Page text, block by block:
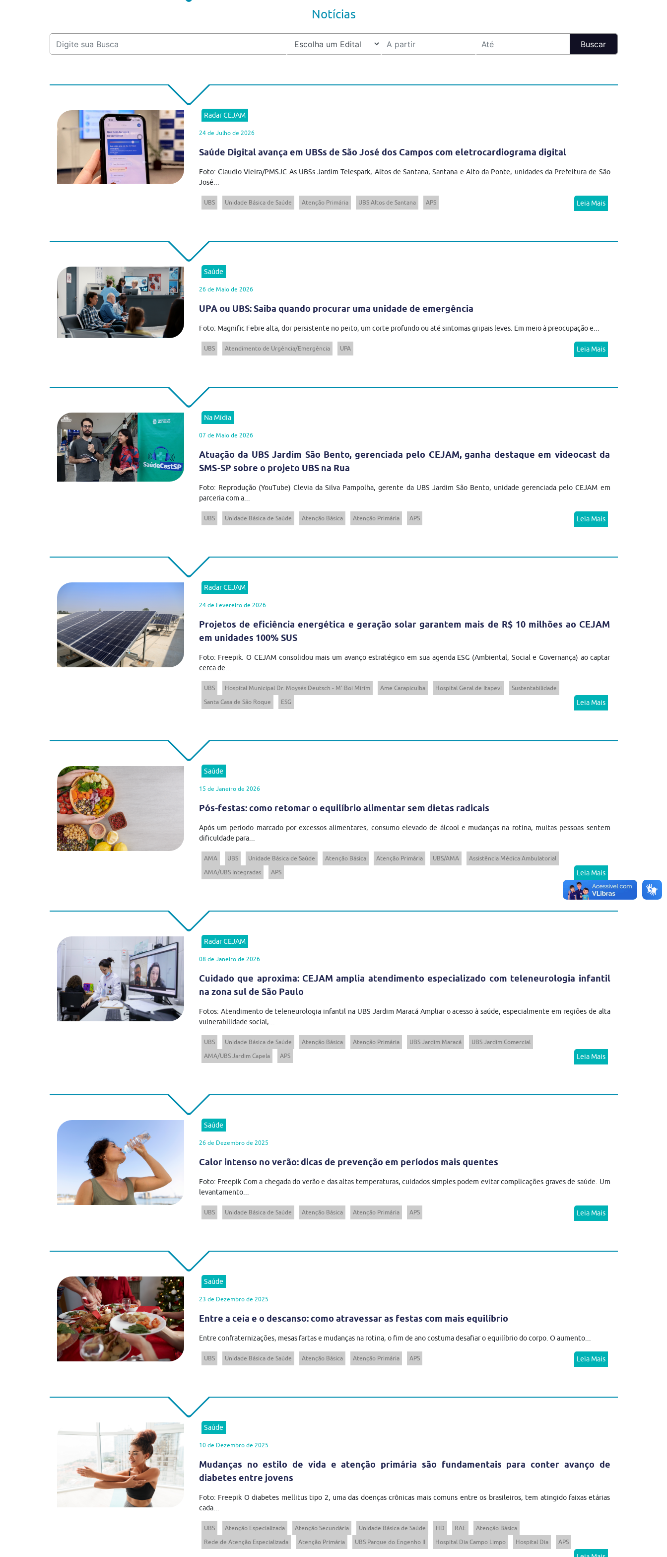
Notícias
Radar CEJAM
24 de Julho de 2026
Saúde Digital avança em UBSs de São José dos Campos com eletrocardiograma digital
Foto: Claudio Vieira/PMSJC As UBSs Jardim Telespark, Altos de Santana, Santana e Alto da Ponte, unidades da Prefeitura de São
José...
UBS Unidade Básica de Saúde Atenção Primária UBS Altos de Santana APS Leia Mais
Saúde
26 de Maio de 2026
UPA ou UBS: Saiba quando procurar uma unidade de emergência
Foto: Magnific Febre alta, dor persistente no peito, um corte profundo ou até sintomas gripais leves. Em meio à preocupação e...
UBS Atendimento de Urgência/Emergência UPA Leia Mais
Na Mídia
07 de Maio de 2026
Atuação da UBS Jardim São Bento, gerenciada pelo CEJAM, ganha destaque em videocast da
SMS-SP sobre o projeto UBS na Rua
Foto: Reprodução (YouTube) Clevia da Silva Pampolha, gerente da UBS Jardim São Bento, unidade gerenciada pelo CEJAM em
parceria com a...
UBS Unidade Básica de Saúde Atenção Básica Atenção Primária APS Leia Mais
Radar CEJAM
24 de Fevereiro de 2026
Projetos de eficiência energética e geração solar garantem mais de R$ 10 milhões ao CEJAM
em unidades 100% SUS
Foto: Freepik. O CEJAM consolidou mais um avanço estratégico em sua agenda ESG (Ambiental, Social e Governança) ao captar
cerca de...
UBS Hospital Municipal Dr. Moysés Deutsch - M' Boi Mirim Ame Carapicuíba Hospital Geral de Itapevi
Sustentabilidade
Santa Casa de São Roque
ESG Leia Mais
Saúde
15 de Janeiro de 2026
Pós-festas: como retomar o equilíbrio alimentar sem dietas radicais
Após um período marcado por excessos alimentares, consumo elevado de álcool e mudanças na rotina, muitas pessoas sentem
dificuldade para...
AMA UBS Unidade Básica de Saúde Atenção Básica Atenção Primária UBS/AMA
Assistência Médica Ambulatorial
AMA/UBS Integradas
APS Leia Mais
Radar CEJAM
08 de Janeiro de 2026
Cuidado que aproxima: CEJAM amplia atendimento especializado com teleneurologia infantil
na zona sul de São Paulo
Fotos: Atendimento de teleneurologia infantil na UBS Jardim Maracá Ampliar o acesso à saúde, especialmente em regiões de alta
vulnerabilidade social,...
UBS Unidade Básica de Saúde Atenção Básica Atenção Primária UBS Jardim Maracá
UBS Jardim Comercial
AMA/UBS Jardim Capela
APS Leia Mais
Saúde
26 de Dezembro de 2025
Calor intenso no verão: dicas de prevenção em períodos mais quentes
Foto: Freepik Com a chegada do verão e das altas temperaturas, cuidados simples podem evitar complicações graves de saúde. Um
levantamento...
UBS Unidade Básica de Saúde Atenção Básica Atenção Primária APS Leia Mais
Saúde
23 de Dezembro de 2025
Entre a ceia e o descanso: como atravessar as festas com mais equilíbrio
Entre confraternizações, mesas fartas e mudanças na rotina, o fim de ano costuma desafiar o equilíbrio do corpo. O aumento...
UBS Unidade Básica de Saúde Atenção Básica Atenção Primária APS Leia Mais
Saúde
10 de Dezembro de 2025
Mudanças no estilo de vida e atenção primária são fundamentais para conter avanço de
diabetes entre jovens
Foto: Freepik O diabetes mellitus tipo 2, uma das doenças crônicas mais comuns entre os brasileiros, tem atingido faixas etárias
cada...
UBS Atenção Especializada Atenção Secundária Unidade Básica de Saúde HD RAE
Atenção Básica
Rede de Atenção Especializada
Atenção Primária UBS Parque do Engenho II Hospital Dia Campo Limpo Hospital Dia APS